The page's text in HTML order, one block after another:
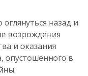
назад и
возрождения
и оказания
опустошенного в